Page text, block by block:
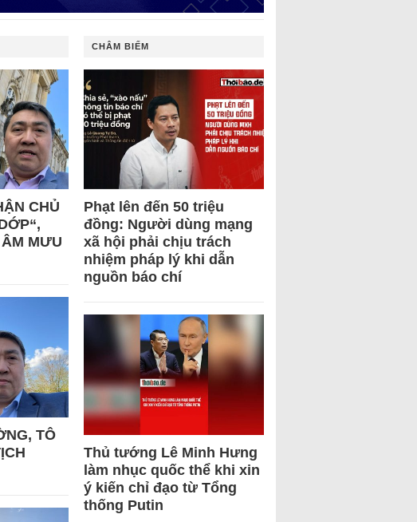
CHỦ
MƯU
TÔ
CHÂM BIẾM
Phạt lên đến 50 triệu
đồng: Người dùng mạng
xã hội phải chịu trách
nhiệm pháp lý khi dẫn
nguồn báo chí
Thủ tướng Lê Minh Hưng
làm nhục quốc thể khi xin
ý kiến chỉ đạo từ Tổng
thống Putin